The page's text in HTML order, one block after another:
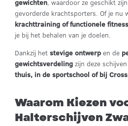
gewichten, waardoor ze geschikt
gevorderde krachtsporters. Of je nu
krachttraining of functionele fitness
je bij het behalen van je doelen.
Dankzij het stevige ontwerp en de
gewichtsverdeling zijn deze
thuis, in de sportschool of bij
Waarom Kiezen
Halterschijven